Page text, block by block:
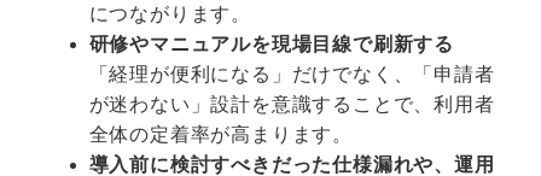
につながります。
研修やマニュアルを現場目線で刷新する
「経理が便利になる」だけでなく、「申請者
が迷わない」設計を意識することで、利用者
全体の定着率が高まります。
導入前に検討すべきだった仕様漏れや、運用